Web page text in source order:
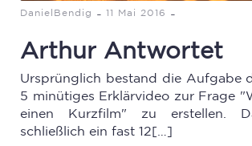
DanielBendig - 11 Mai 2016 -
Arthur Antwortet
Ursprünglich bestand die Aufgabe
5 minütiges Erklärvideo zur Frage
einen Kurzfilm" zu erstellen.
schließlich ein fast 12[…]